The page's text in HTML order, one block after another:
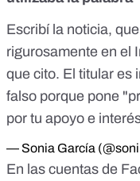
Escribí la noticia,
rigurosamente en el
que cito. El titular es
falso porque pone
por tu apoyo e
— Sonia García
En las cuentas de